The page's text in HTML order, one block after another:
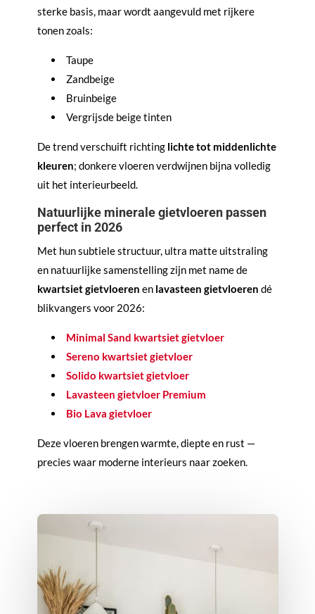
sterke basis, maar wordt aangevuld met rijkere
tonen zoals:
Taupe
Zandbeige
Bruinbeige
Vergrijsde beige tinten
De trend verschuift richting lichte tot middenlichte
kleuren; donkere vloeren verdwijnen bijna volledig
uit het interieurbeeld.
Natuurlijke minerale gietvloeren passen
perfect in 2026
Met hun subtiele structuur, ultra matte uitstraling
en natuurlijke samenstelling zijn met name de
kwartsiet gietvloeren en lavasteen gietvloeren dé
blikvangers voor 2026:
Minimal Sand kwartsiet gietvloer
Sereno kwartsiet gietvloer
Solido kwartsiet gietvloer
Lavasteen gietvloer Premium
Bio Lava gietvloer
Deze vloeren brengen warmte, diepte en rust —
precies waar moderne interieurs naar zoeken.